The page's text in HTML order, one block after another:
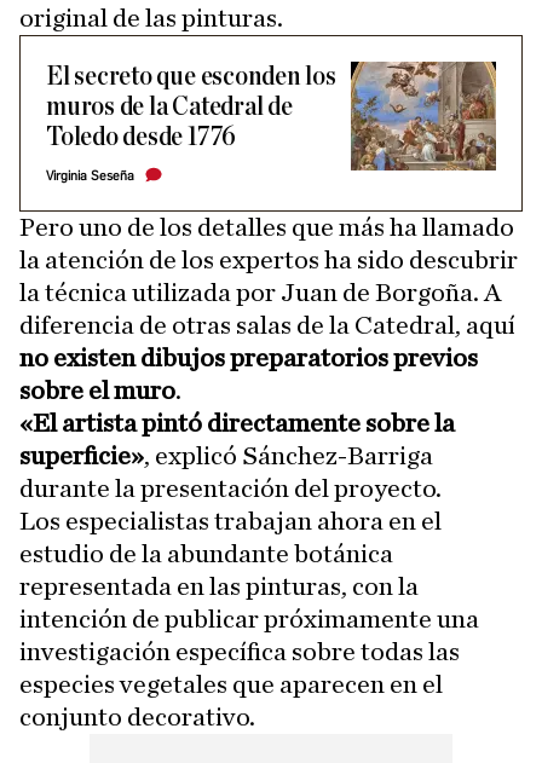
original de las pinturas.
El secreto que esconden los
muros de la Catedral de
Toledo desde 1776
Virginia Seseña
Pero uno de los detalles que más ha llamado
la atención de los expertos ha sido descubrir
la técnica utilizada por Juan de Borgoña. A
diferencia de otras salas de la Catedral, aquí
no existen dibujos preparatorios previos
sobre el muro.
«El artista pintó directamente sobre la
superficie», explicó Sánchez-Barriga
durante la presentación del proyecto.
Los especialistas trabajan ahora en el
estudio de la abundante botánica
representada en las pinturas, con la
intención de publicar próximamente una
investigación específica sobre todas las
especies vegetales que aparecen en el
conjunto decorativo.